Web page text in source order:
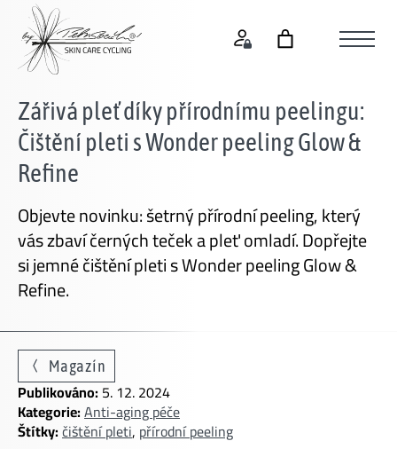
Zářivá pleť díky přírodnímu peelingu:
Čištění pleti s Wonder peeling Glow &
Refine
Objevte novinku: šetrný přírodní peeling, který
vás zbaví černých teček a pleť omladí. Dopřejte
si jemné čištění pleti s Wonder peeling Glow &
Refine.
Magazín
Publikováno: 5. 12. 2024
Kategorie:Anti-aging péče
Štítky:čištění pleti, přírodní peeling